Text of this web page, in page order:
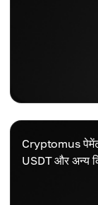
Cryptomus
USDT और अन्य